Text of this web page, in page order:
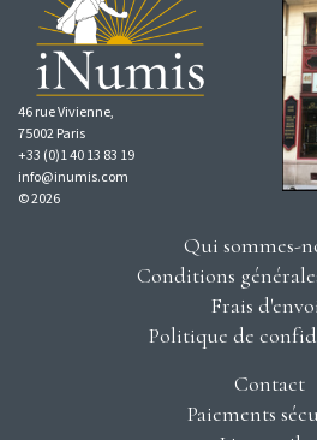
46 rue Vivienne,
75002 Paris
+33 (0)1 40 13 83 19
info@inumis.com
© 2026
Qui sommes-
Conditions
Frais
Politique de
Contact
Paiements